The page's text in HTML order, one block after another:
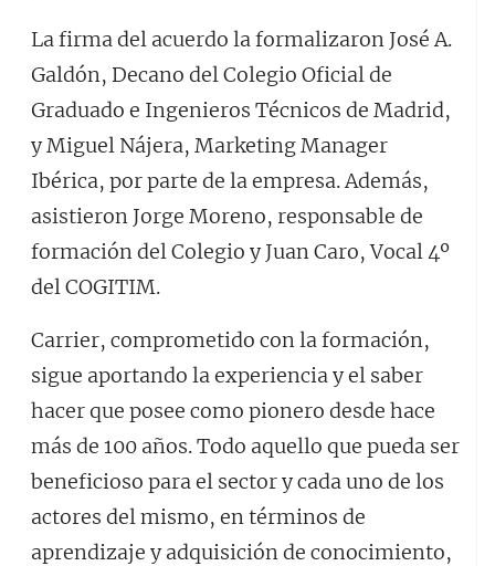
La firma del acuerdo la formalizaron José A.
Galdón, Decano del Colegio Oficial de
Graduado e Ingenieros Técnicos de Madrid,
y Miguel Nájera, Marketing Manager
Ibérica, por parte de la empresa. Además,
asistieron Jorge Moreno, responsable de
formación del Colegio y Juan Caro, Vocal 4º
del COGITIM.
Carrier, comprometido con la formación,
sigue aportando la experiencia y el saber
hacer que posee como pionero desde hace
más de 100 años. Todo aquello que pueda ser
beneficioso para el sector y cada uno de los
actores del mismo, en términos de
aprendizaje y adquisición de conocimiento,